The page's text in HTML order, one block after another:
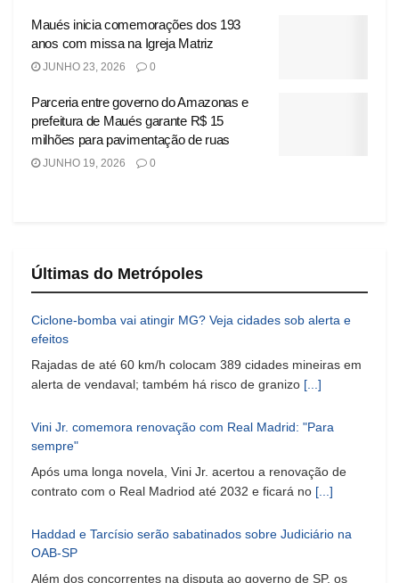
Maués inicia comemorações dos 193
anos com missa na Igreja Matriz
JUNHO 23, 2026 0
Parceria entre governo do Amazonas e
prefeitura de Maués garante R$ 15
milhões para pavimentação de ruas
JUNHO 19, 2026 0
Últimas do Metrópoles
Ciclone-bomba vai atingir MG? Veja cidades sob alerta e
efeitos
Rajadas de até 60 km/h colocam 389 cidades mineiras em
alerta de vendaval; também há risco de granizo [...]
Vini Jr. comemora renovação com Real Madrid: "Para
sempre"
Após uma longa novela, Vini Jr. acertou a renovação de
contrato com o Real Madriod até 2032 e ficará no [...]
Haddad e Tarcísio serão sabatinados sobre Judiciário na
OAB-SP
Além dos concorrentes na disputa ao governo de SP, os